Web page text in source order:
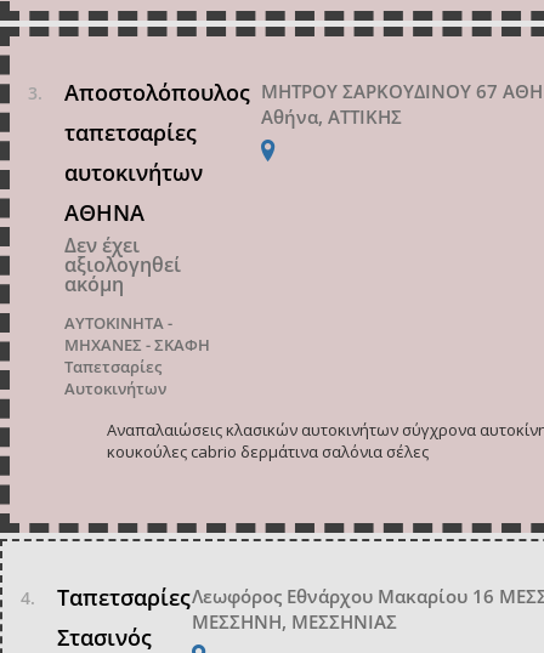
Αποστολόπουλος
ταπετσαρίες
αυτοκινήτων
ΑΘΗΝΑ
Δεν έχει
αξιολογηθεί
ακόμη
ΑΥΤΟΚΙΝΗΤΑ -
ΜΗΧΑΝΕΣ - ΣΚΑΦΗ
Ταπετσαρίες
Αυτοκινήτων
ΜΗΤΡΟΥ ΣΑΡΚΟΥΔΙΝΟΥ 67
Αθήνα, ΑΤΤΙΚΗΣ
Αναπαλαιώσεις κλασικών αυτοκινήτων σύγχρονα
κουκούλες cabrio δερμάτινα σαλόνια σέλες
Ταπετσαρίες
Στασινός
Λεωφόρος Εθνάρχου Μακαρίου 16
ΜΕΣΣΗΝΗ, ΜΕΣΣΗΝΙΑΣ